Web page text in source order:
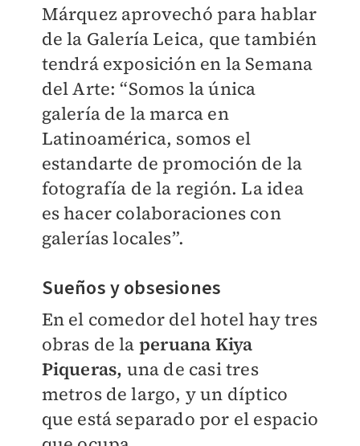
Márquez aprovechó para hablar
de la Galería Leica, que también
tendrá exposición en la Semana
del Arte: “Somos la única
galería de la marca en
Latinoamérica, somos el
estandarte de promoción de la
fotografía de la región. La idea
es hacer colaboraciones con
galerías locales”.
Sueños y obsesiones
En el comedor del hotel hay tres
obras de la peruana Kiya
Piqueras, una de casi tres
metros de largo, y un díptico
que está separado por el espacio